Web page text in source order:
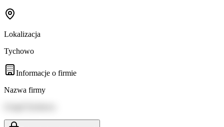
Lokalizacja
Tychowo
Informacje o firmie
Nazwa firmy